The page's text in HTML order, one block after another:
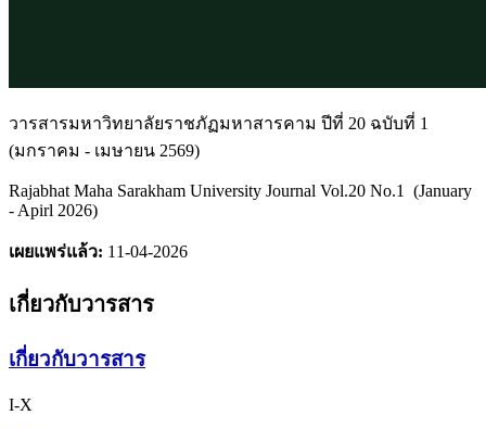
วารสารมหาวิทยาลัยราชภัฏมหาสารคาม ปีที่ 20 ฉบับที่ 1
(มกราคม - เมษายน 2569)
Rajabhat Maha Sarakham University Journal Vol.20 No.1 (January
- Apirl 2026)
เผยแพร่แล้ว: 11-04-2026
เกี่ยวกับวารสาร
เกี่ยวกับวารสาร
I-X